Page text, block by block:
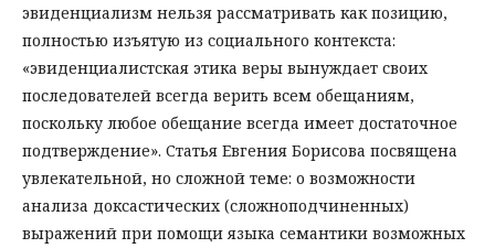
эвиденциализм нельзя рассматривать как позицию,
полностью изъятую из социального контекста:
«эвиденциалистская этика веры вынуждает своих
последователей всегда верить всем обещаниям,
поскольку любое обещание всегда имеет достаточное
подтверждение». Статья Евгения Борисова посвящена
увлекательной, но сложной теме: о возможности
анализа доксастических (сложноподчиненных)
выражений при помощи языка семантики возможных